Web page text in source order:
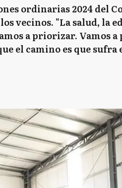
ordinarias 2024 del
vecinos. "La salud, la
a priorizar. Vamos
el camino es que